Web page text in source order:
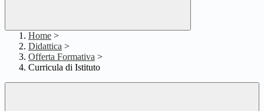
Home >
Didattica >
Offerta Formativa >
Curricula di Istituto